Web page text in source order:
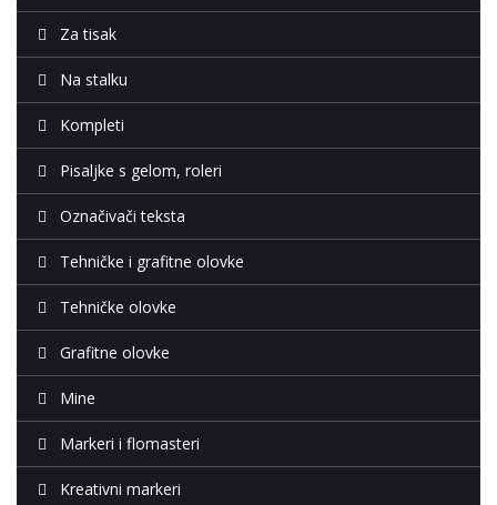
Za tisak
Na stalku
Kompleti
Pisaljke s gelom, roleri
Označivači teksta
Tehničke i grafitne olovke
Tehničke olovke
Grafitne olovke
Mine
Markeri i flomasteri
Kreativni markeri